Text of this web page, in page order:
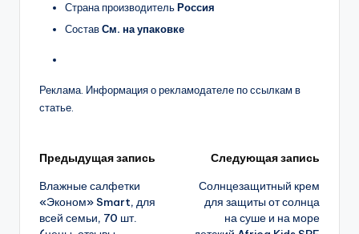
Страна производительРоссия
СоставСм. на упаковке
Реклама. Информация о рекламодателе по ссылкам в
статье.
Навигация
записи
Предыдущая запись
Влажные салфетки
«Эконом» Smart, для
всей семьи, 70 шт.
Следующая запись
Солнцезащитный крем
для защиты от солнца
на суше и на море